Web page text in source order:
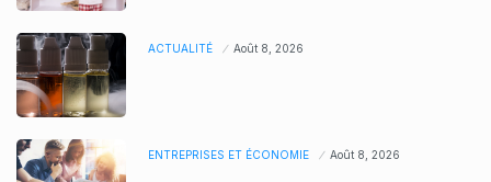
ACTUALITÉ Août 8, 2026
ENTREPRISES ET ÉCONOMIE Août 8, 2026